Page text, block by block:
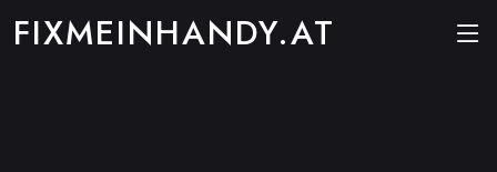
FIXMEINHANDY.AT